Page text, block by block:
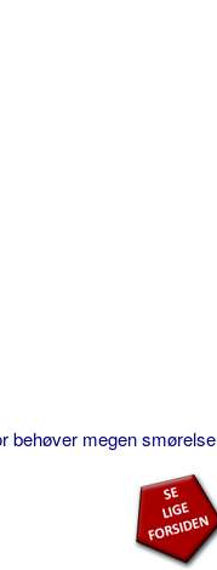
behøver megen smørelse